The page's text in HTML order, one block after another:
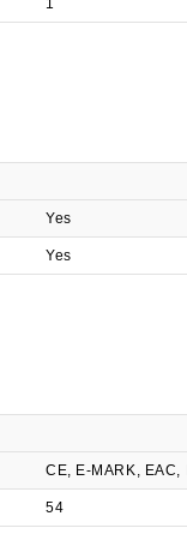
1
Yes
Yes
CE, E-MARK, EAC,
54